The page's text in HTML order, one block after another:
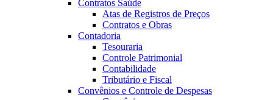
Contratos Saúde
Atas de Registros de Preços
Contratos e Obras
Contadoria
Tesouraria
Controle Patrimonial
Contabilidade
Tributário e Fiscal
Convênios e Controle de Despesas